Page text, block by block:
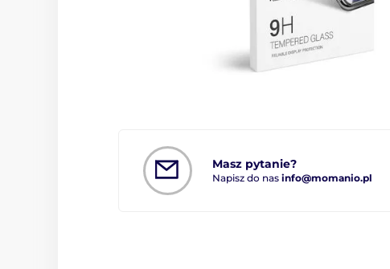
Masz pytanie?
Napisz do nas info@momanio.pl